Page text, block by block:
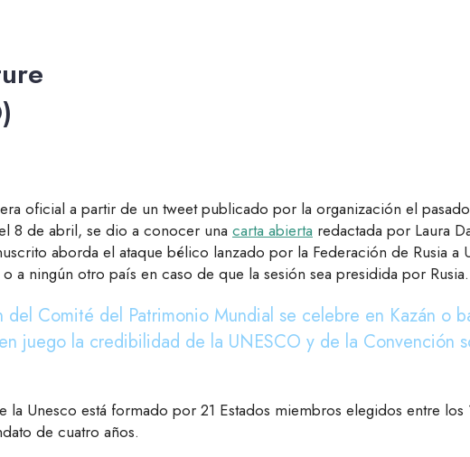
oficial a partir de un tweet publicado por la organización el
8 de abril, se dio a conocer una carta abierta redactada por Laura
aborda el ataque bélico lanzado por la Federación de Rusia
o a ningún otro país en caso de que la sesión sea presidida por
del Comité del Patrimonio Mundial se celebre en Kazán o
juego la credibilidad de la UNESCO y de la
la Unesco está formado por 21 Estados miembros elegidos entre
de cuatro años.